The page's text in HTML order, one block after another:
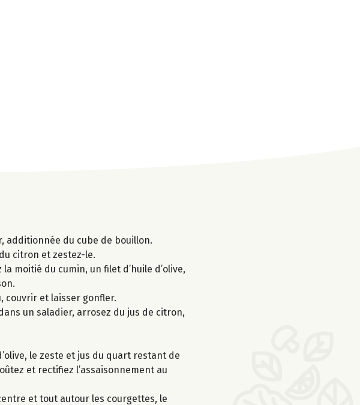
additionnée du cube de bouillon.
citron et zestez-le.
moitié du cumin, un filet d’huile d’olive,
couvrir et laisser gonfler.
un saladier, arrosez du jus de citron,
le zeste et jus du quart restant de
et rectifiez l’assaisonnement au
et tout autour les courgettes, le